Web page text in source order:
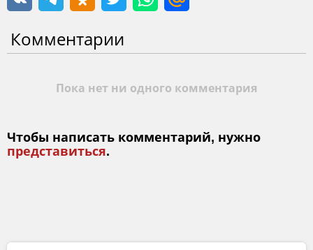
Комментарии
Пока нет ни одного комментария
Чтобы написать комментарий, нужно
представиться.